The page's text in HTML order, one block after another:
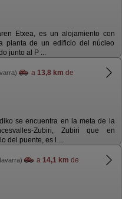
Etxea, es un alojamiento con
planta de un edificio del núcleo
junto al P ...
a 13,8 km de
se encuentra en la meta de la
Zubiri, Zubiri que en
del puente, es l ...
a 14,1 km de